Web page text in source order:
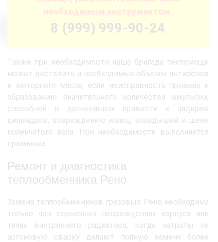
необходимым инструментом.
8 (999) 999-90-24
Также при необходимости наша бригада техпомощи
может доставить и необходимые объемы антифриза
и моторного масла, если неисправность привела к
образованию значительного количества эмульсии,
способной в дальнейшем привести к задирам
цилиндров, повреждению колец, вкладышей и шеек
коленчатого вала. При необходимости выполняется
промывка.
Ремонт и диагностика
теплообменника Рено
Замена теплообменников грузовых Рено необходима
только при серьезных повреждениях корпуса или
течах внутреннего радиатора, когда затраты на
аргоновую сварку делают полную замену более